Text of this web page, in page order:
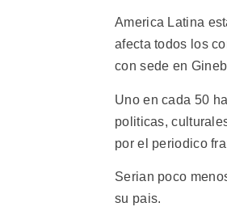
America Latina
afecta todos los
con sede en
Uno en cada 50
politicas,
por el periodico
Serian poco
su pais.